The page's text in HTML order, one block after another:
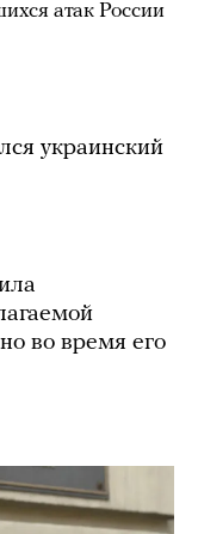
атак России
украинский
во время его